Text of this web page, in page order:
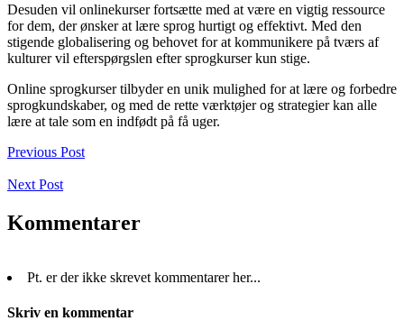
Desuden vil onlinekurser fortsætte med at være en vigtig ressource
for dem, der ønsker at lære sprog hurtigt og effektivt. Med den
stigende globalisering og behovet for at kommunikere på tværs af
kulturer vil efterspørgslen efter sprogkurser kun stige.
Online sprogkurser tilbyder en unik mulighed for at lære og forbedre
sprogkundskaber, og med de rette værktøjer og strategier kan alle
lære at tale som en indfødt på få uger.
Previous Post
Next Post
Kommentarer
Pt. er der ikke skrevet kommentarer her...
Skriv en kommentar